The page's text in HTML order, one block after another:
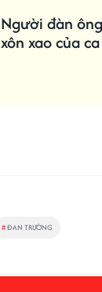
Người đàn
xôn xao của
#ĐAN TRƯỜNG